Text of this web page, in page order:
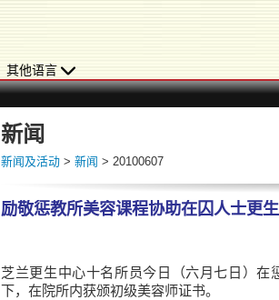
其他语言
新闻
新闻及活动 > 新闻 > 20100607
励敬惩教所美容课程协助在囚人士更生
芝兰更生中心十名所员今日（六月七日）
下，在院所内获颁初级美容师证书。